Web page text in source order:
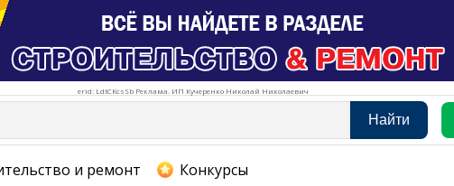
erid: LdtCKcsSb Реклама. ИП Кучеренко Николай Николаевич
Найти
и ремонт Конкурсы